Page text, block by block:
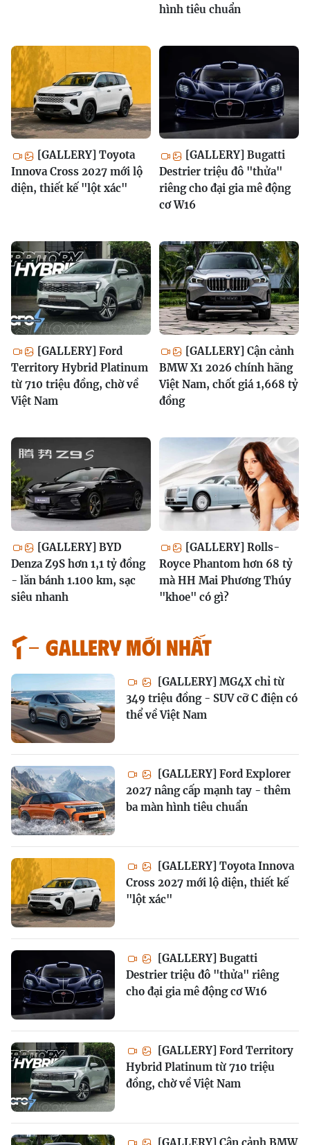
hình tiêu chuẩn
[GALLERY] Toyota
Innova Cross 2027 mới lộ
diện, thiết kế "lột xác"
[GALLERY] Bugatti
Destrier triệu đô "thửa"
riêng cho đại gia mê động
cơ W16
[GALLERY] Ford
Territory Hybrid Platinum
từ 710 triệu đồng, chờ về
Việt Nam
[GALLERY] Cận cảnh
BMW X1 2026 chính hãng
Việt Nam, chốt giá 1,668 tỷ
đồng
[GALLERY] BYD
Denza Z9S hơn 1,1 tỷ đồng
- lăn bánh 1.100 km, sạc
siêu nhanh
[GALLERY] Rolls-
Royce Phantom hơn 68 tỷ
mà HH Mai Phương Thúy
"khoe" có gì?
GALLERY MỚI NHẤT
[GALLERY] MG4X chỉ từ
349 triệu đồng - SUV cỡ C điện có
thể về Việt Nam
[GALLERY] Ford Explorer
2027 nâng cấp mạnh tay - thêm
ba màn hình tiêu chuẩn
[GALLERY] Toyota Innova
Cross 2027 mới lộ diện, thiết kế
"lột xác"
[GALLERY] Bugatti
Destrier triệu đô "thửa" riêng
cho đại gia mê động cơ W16
[GALLERY] Ford Territory
Hybrid Platinum từ 710 triệu
đồng, chờ về Việt Nam
[GALLERY] Cận cảnh BMW